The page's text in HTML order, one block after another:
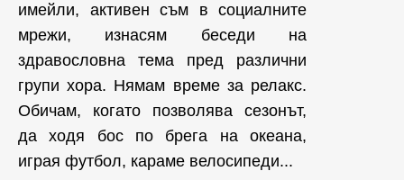
имейли, активен съм в социалните
мрежи, изнасям беседи на
здравословна тема пред различни
групи хора. Нямам време за релакс.
Обичам, когато позволява сезонът,
да ходя бос по брега на океана,
играя футбол, караме велосипеди...